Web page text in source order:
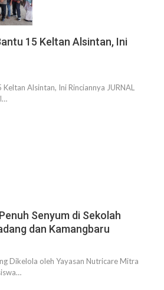
15 Keltan Alsintan, Ini
Alsintan, Ini Rinciannya JURNAL
Senyum di Sekolah
dan Kamangbaru
Dikelola oleh Yayasan Nutricare Mitra